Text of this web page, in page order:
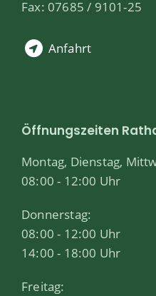
Fax: 07685 / 9101-25
Anfahrt
Öffnungszeiten
Montag, Dienstag,
08:00 - 12:00 Uhr
Donnerstag:
08:00 - 12:00 Uhr
14:00 - 18:00 Uhr
Freitag: